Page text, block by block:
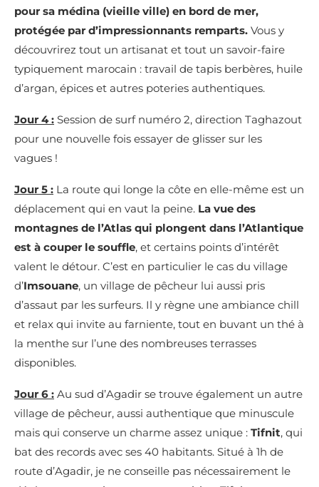
pour sa médina (vieille ville) en bord de mer,
protégée par d’impressionnants remparts. Vous y
découvrirez tout un artisanat et tout un savoir-faire
typiquement marocain : travail de tapis berbères, huile
d’argan, épices et autres poteries authentiques.
Jour 4 : Session de surf numéro 2, direction Taghazout
pour une nouvelle fois essayer de glisser sur les
vagues !
Jour 5 : La route qui longe la côte en elle-même est un
déplacement qui en vaut la peine. La vue des
montagnes de l’Atlas qui plongent dans l’Atlantique
est à couper le souffle, et certains points d’intérêt
valent le détour. C’est en particulier le cas du village
d’Imsouane, un village de pêcheur lui aussi pris
d’assaut par les surfeurs. Il y règne une ambiance chill
et relax qui invite au farniente, tout en buvant un thé à
la menthe sur l’une des nombreuses terrasses
disponibles.
Jour 6 : Au sud d’Agadir se trouve également un autre
village de pêcheur, aussi authentique que minuscule
mais qui conserve un charme assez unique : Tifnit, qui
bat des records avec ses 40 habitants. Situé à 1h de
route d’Agadir, je ne conseille pas nécessairement le